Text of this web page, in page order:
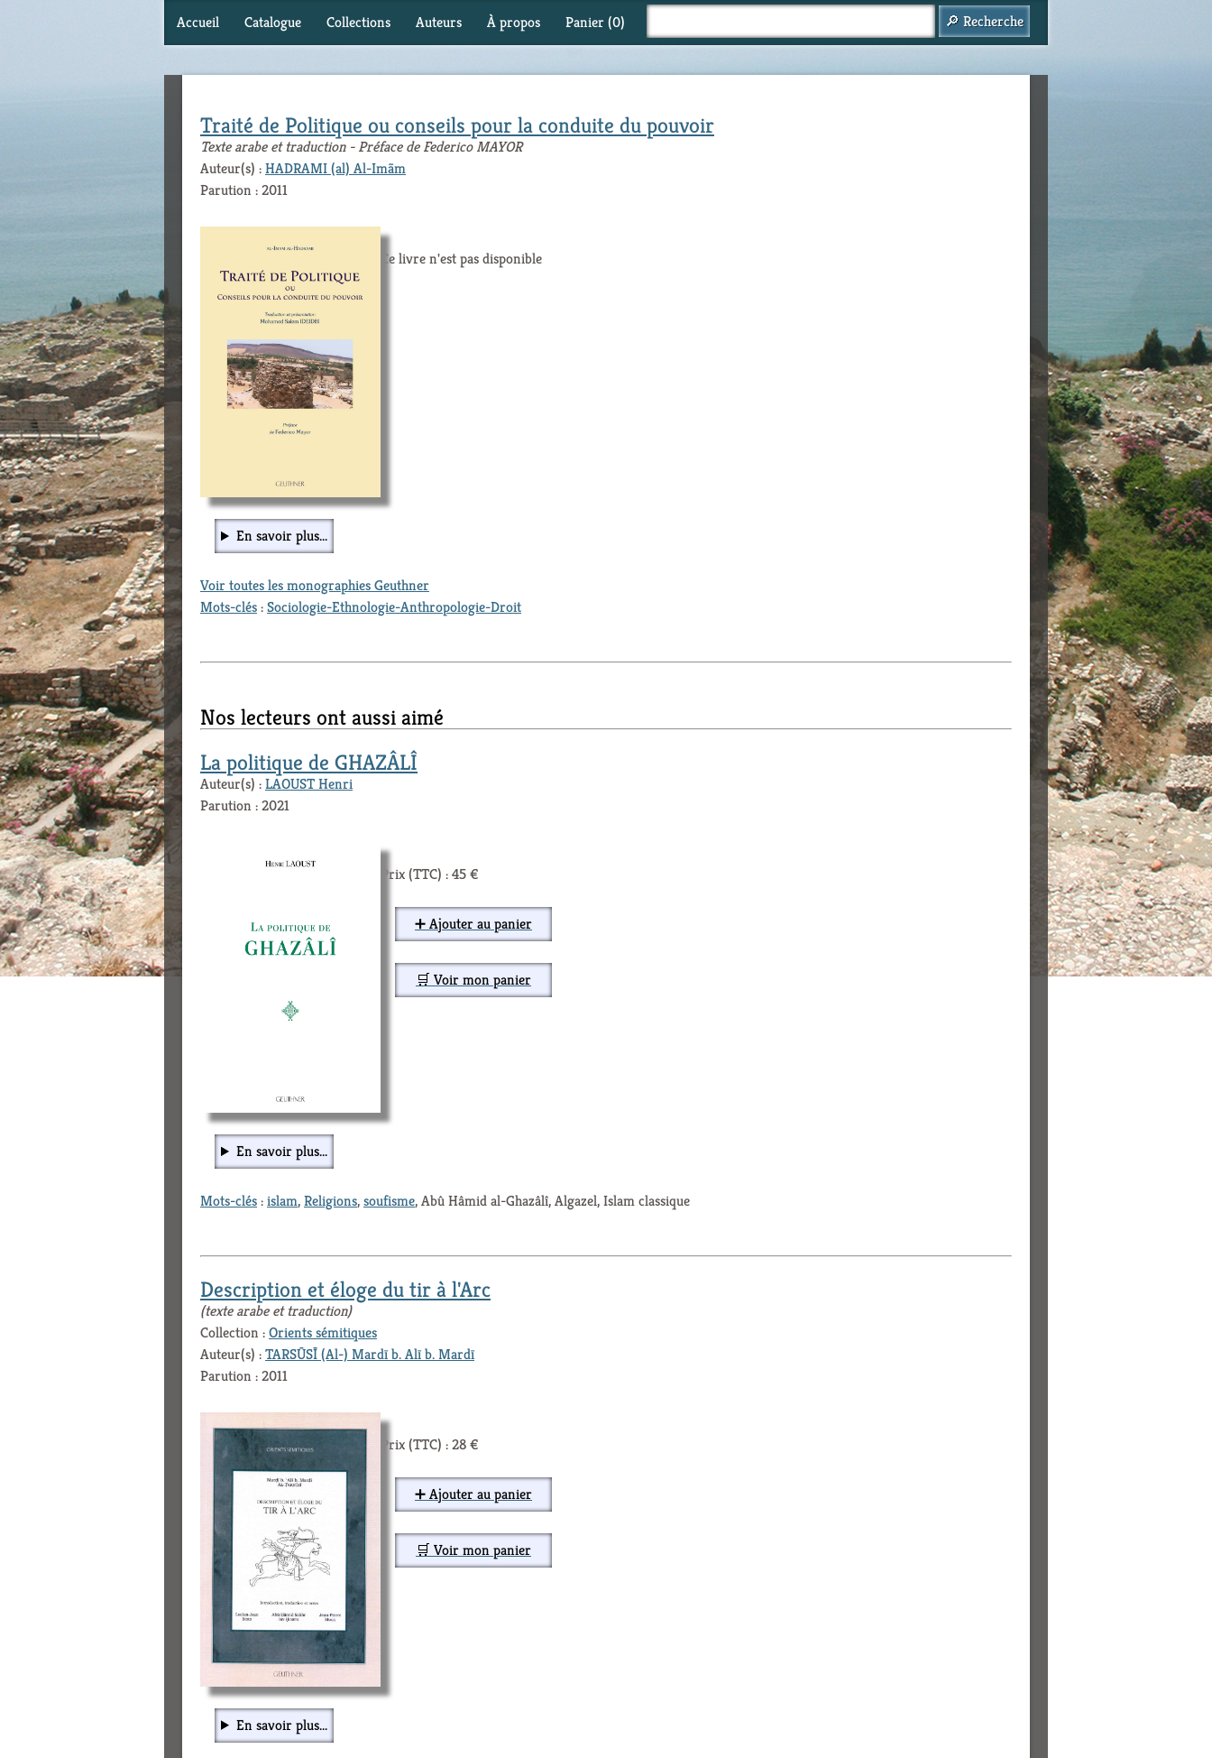
Accueil Catalogue Collections Auteurs À propos Panier (0)
Traité de Politique ou conseils pour la conduite du pouvoir
Texte arabe et traduction - Préface de Federico MAYOR
Auteur(s) :HADRAMI (al) Al-Imãm
Parution : 2011
Ce livre n'est pas disponible
En savoir plus...
Voir toutes les monographies Geuthner
Mots-clés:Sociologie-Ethnologie-Anthropologie-Droit
Nos lecteurs ont aussi aimé
La politique de GHAZÂLÎ
Auteur(s) :LAOUST Henri
Parution : 2021
Prix (TTC) : 45 €
➕ Ajouter au panier
🛒 Voir mon panier
En savoir plus...
Mots-clés:islam,Religions,soufisme, Abû Hâmid al-Ghazâlî, Algazel, Islam classique
Description et éloge du tir à l'Arc
(texte arabe et traduction)
Collection :Orients sémitiques
Auteur(s) :TARSŪSĪ (Al-) Mardī b. Alī b. Mardī
Parution : 2011
Prix (TTC) : 28 €
➕ Ajouter au panier
🛒 Voir mon panier
En savoir plus...